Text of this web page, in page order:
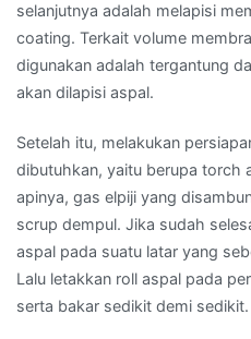
selanjutnya adalah melapisi
coating. Terkait volume
digunakan adalah tergantung
akan dilapisi aspal.
Setelah itu, melakukan
dibutuhkan, yaitu berupa torch
apinya, gas elpiji yang
scrup dempul. Jika sudah
aspal pada suatu latar yang
Lalu letakkan roll aspal pada
serta bakar sedikit demi sedikit.